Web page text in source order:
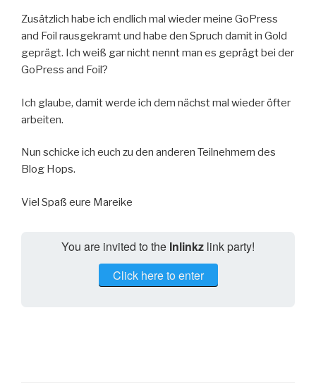
Zusätzlich habe ich endlich mal wieder meine GoPress
and Foil rausgekramt und habe den Spruch damit in Gold
geprägt. Ich weiß gar nicht nennt man es geprägt bei der
GoPress and Foil?
Ich glaube, damit werde ich dem nächst mal wieder öfter
arbeiten.
Nun schicke ich euch zu den anderen Teilnehmern des
Blog Hops.
Viel Spaß eure Mareike
You are invited to the Inlinkz link party!
Click here to enter